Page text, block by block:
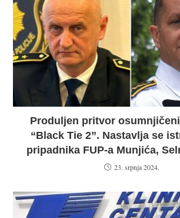
Produljen pritvor
“Black Tie 2”. Nastavlja se
pripadnika FUP-a Munjića,
23. srpnja 2024.